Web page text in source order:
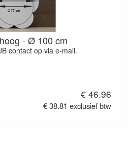
- Ø 100 cm
contact op via e-mail.
€ 46.96
€ 38.81 exclusief btw